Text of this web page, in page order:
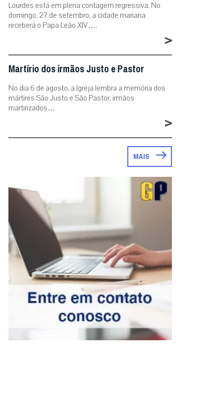
Lourdes está em plena contagem regressiva. No
domingo, 27 de setembro, a cidade mariana
receberá o Papa Leão XIV….
>
Martírio dos irmãos Justo e Pastor
No dia 6 de agosto, a Igreja lembra a memória dos
mártires São Justo e São Pastor, irmãos
martirizados…
>
MAIS